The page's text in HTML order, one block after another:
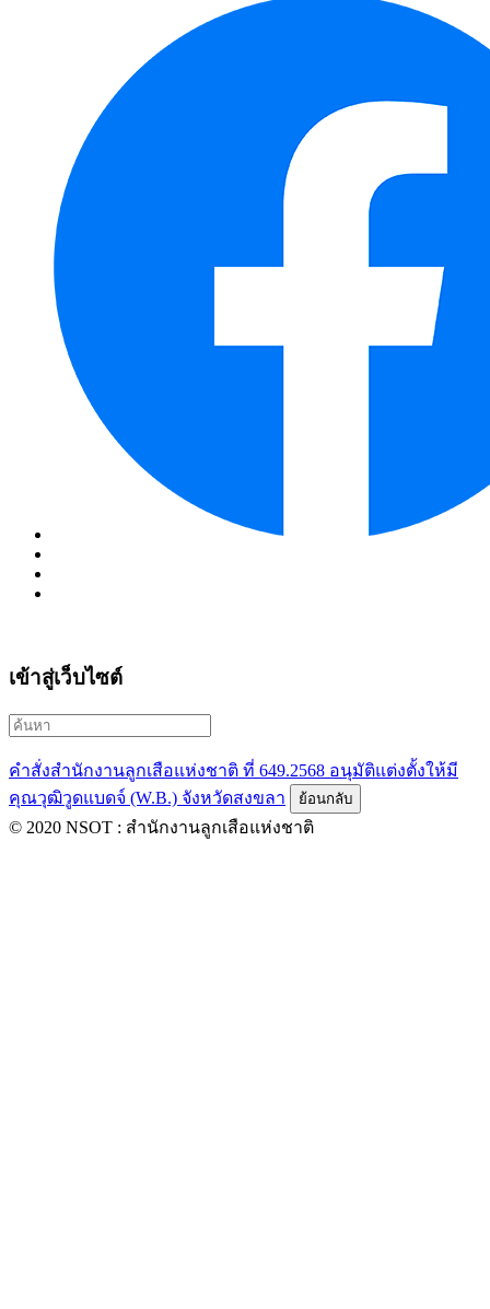
เข้าสู่เว็บไซต์
คำสั่งสำนักงานลูกเสือแห่งชาติ ที่ 649.2568 อนุมัติแต่งตั้งให้มี
คุณวุฒิวูดแบดจ์ (W.B.) จังหวัดสงขลา
© 2020 NSOT : สำนักงานลูกเสือแห่งชาติ